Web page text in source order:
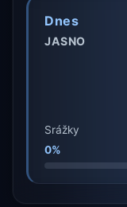
Dnes
JASNO
Srážky
0%